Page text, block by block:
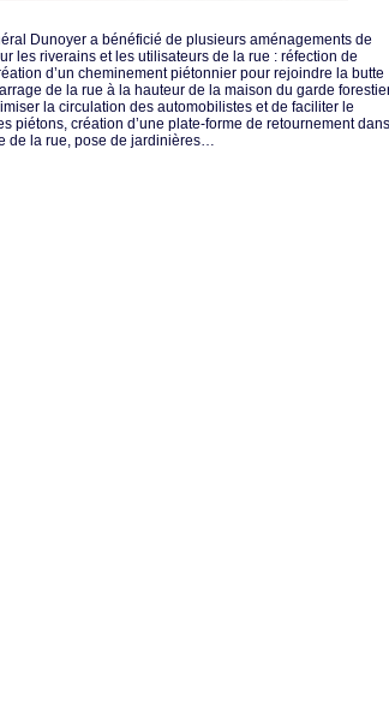
Dunoyer a bénéficié de plusieurs aménagements de
les riverains et les utilisateurs de la rue : réfection de
d’un cheminement piétonnier pour rejoindre la butte
de la rue à la hauteur de la maison du garde
la circulation des automobilistes et de faciliter le
piétons, création d’une plate-forme de retournement
de la rue, pose de jardinières…